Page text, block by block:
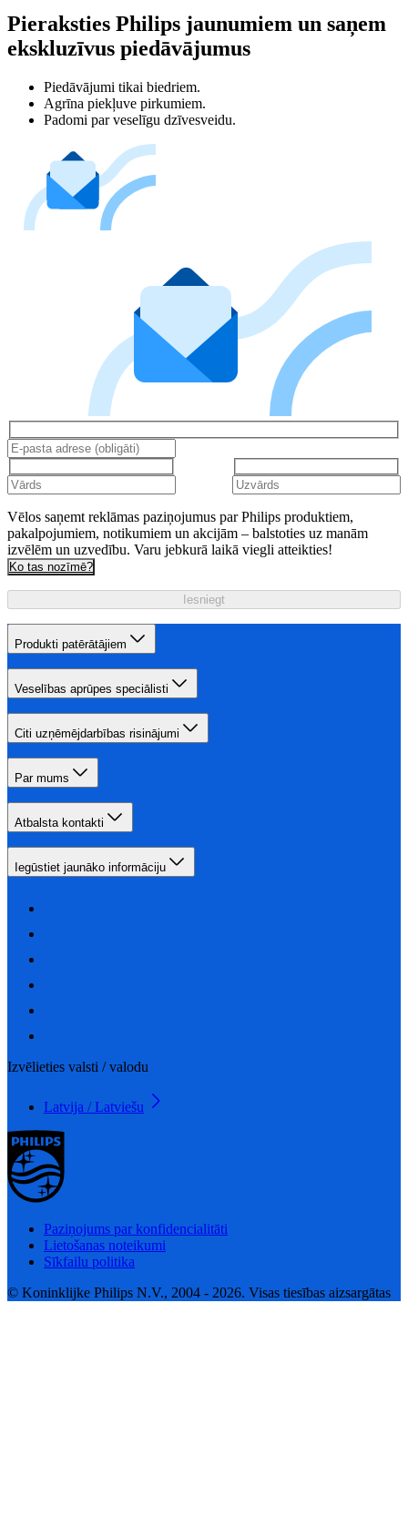
Pieraksties Philips jaunumiem un saņem
ekskluzīvus piedāvājumus
Piedāvājumi tikai biedriem.
Agrīna piekļuve pirkumiem.
Padomi par veselīgu dzīvesveidu.
Vēlos saņemt reklāmas paziņojumus par Philips produktiem,
pakalpojumiem, notikumiem un akcijām – balstoties uz manām
izvēlēm un uzvedību. Varu jebkurā laikā viegli atteikties!
Ko tas nozīmē?
Iesniegt
Produkti patērātājiem
Veselības aprūpes speciālisti
Citi uzņēmējdarbības risinājumi
Par mums
Atbalsta kontakti
Iegūstiet jaunāko informāciju
Izvēlieties valsti / valodu
Latvija / Latviešu
Paziņojums par konfidencialitāti
Lietošanas noteikumi
Sīkfailu politika
© Koninklijke Philips N.V., 2004 - 2026. Visas tiesības aizsargātas